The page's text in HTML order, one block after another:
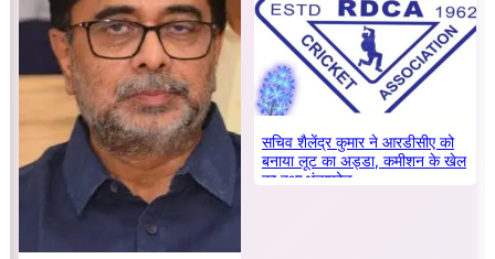
सचिव शैलेंद्र कुमार ने आरडीसीए को
बनाया लूट का अड्डा, कमीशन के खेल
का हुआ भंडाफोड़